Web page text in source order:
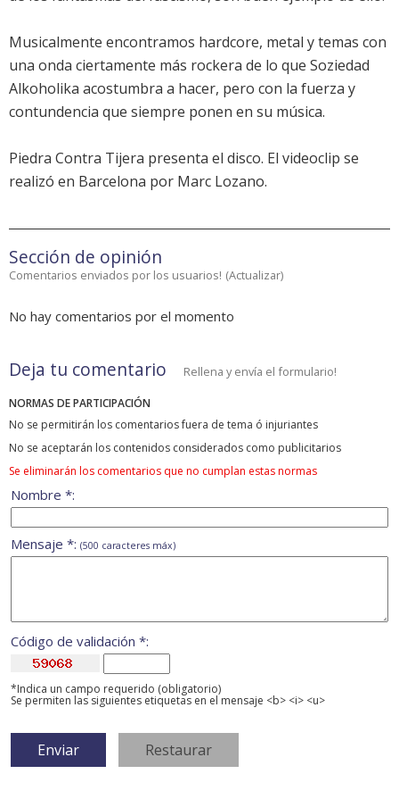
Musicalmente encontramos hardcore, metal y temas con
una onda ciertamente más rockera de lo que Soziedad
Alkoholika acostumbra a hacer, pero con la fuerza y
contundencia que siempre ponen en su música.
Piedra Contra Tijera presenta el disco. El videoclip se
realizó en Barcelona por Marc Lozano.
Sección de opinión
Comentarios enviados por los usuarios! (Actualizar)
No hay comentarios por el momento
Deja tu comentario Rellena y envía el formulario!
NORMAS DE PARTICIPACIÓN
No se permitirán los comentarios fuera de tema ó injuriantes
No se aceptarán los contenidos considerados como publicitarios
Se eliminarán los comentarios que no cumplan estas normas
Nombre *:
Mensaje *: (500 caracteres máx)
Código de validación *:
*Indica un campo requerido (obligatorio)
Se permiten las siguientes etiquetas en el mensaje <b> <i> <u>